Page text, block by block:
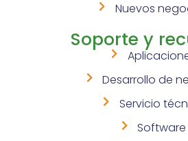
Nuevos
Soporte y
Desarrollo de
Servicio
Software